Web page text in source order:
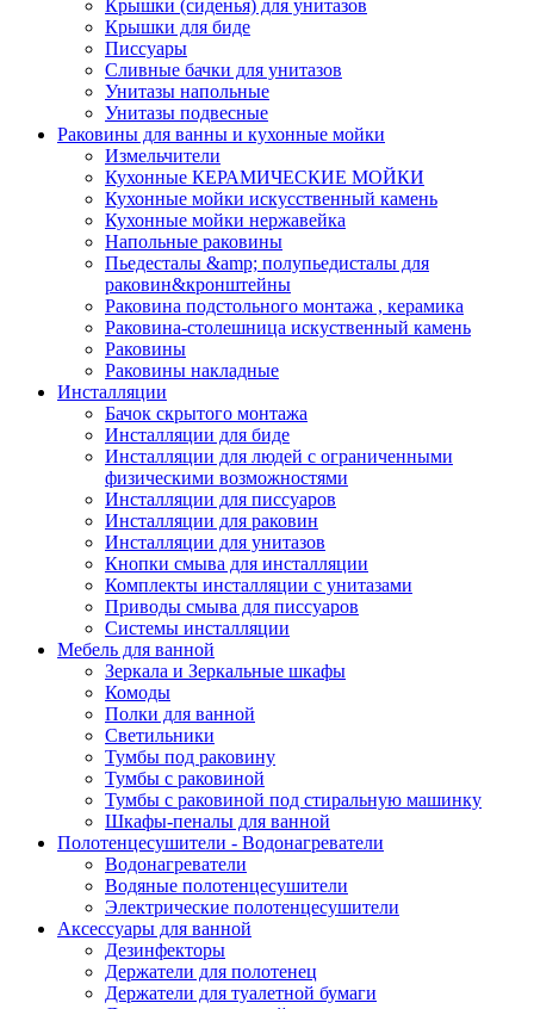
Крышки (сиденья) для унитазов
Крышки для биде
Писсуары
Сливные бачки для унитазов
Унитазы напольные
Унитазы подвесные
Раковины для ванны и кухонные мойки
Измельчители
Кухонные КЕРАМИЧЕСКИЕ МОЙКИ
Кухонные мойки искусственный камень
Кухонные мойки нержавейка
Напольные раковины
Пьедесталы &amp; полупьедисталы для
раковин&кронштейны
Раковина подстольного монтажа , керамика
Раковина-столешница искуственный камень
Раковины
Раковины накладные
Инсталляции
Бачок скрытого монтажа
Инсталляции для биде
Инсталляции для людей с ограниченными
физическими возможностями
Инсталляции для писсуаров
Инсталляции для раковин
Инсталляции для унитазов
Кнопки смыва для инсталляции
Комплекты инсталляции с унитазами
Приводы смыва для писсуаров
Системы инсталляции
Мебель для ванной
Зеркала и Зеркальные шкафы
Комоды
Полки для ванной
Светильники
Тумбы под раковину
Тумбы с раковиной
Тумбы с раковиной под стиральную машинку
Шкафы-пеналы для ванной
Полотенцесушители - Водонагреватели
Водонагреватели
Водяные полотенцесушители
Электрические полотенцесушители
Аксессуары для ванной
Дезинфекторы
Держатели для полотенец
Держатели для туалетной бумаги